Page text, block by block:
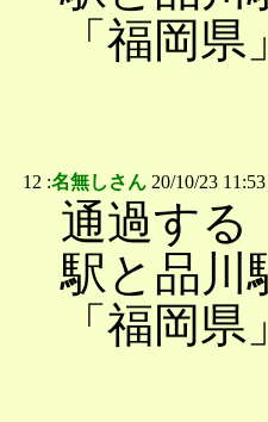
「福岡
12 :名無しさん 20/10/23
通過する
駅と品川
「福岡